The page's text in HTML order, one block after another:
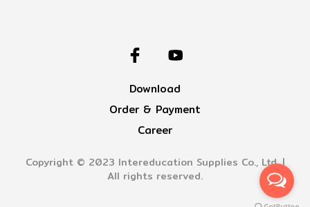
Download
Order & Payment
Career
Copyright © 2023 Intereducation Supplies Co., Ltd. |
All rights reserved.